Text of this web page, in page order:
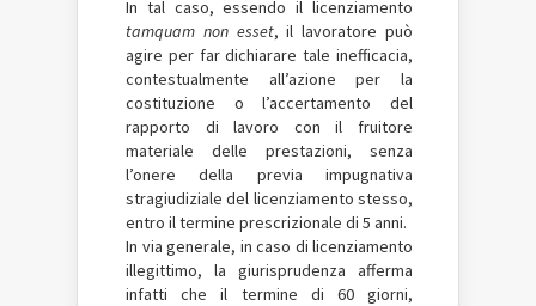
In tal caso, essendo il licenziamento
tamquam non esset, il lavoratore può
agire per far dichiarare tale inefficacia,
contestualmente all’azione per la
costituzione o l’accertamento del
rapporto di lavoro con il fruitore
materiale delle prestazioni, senza
l’onere della previa impugnativa
stragiudiziale del licenziamento stesso,
entro il termine prescrizionale di 5 anni.
In via generale, in caso di licenziamento
illegittimo, la giurisprudenza afferma
infatti che il termine di 60 giorni,